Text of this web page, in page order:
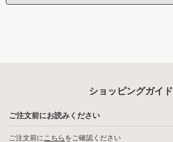
ショッピングガイド
ご注文前にお読みください
ご注文前にこちら をご確認ください